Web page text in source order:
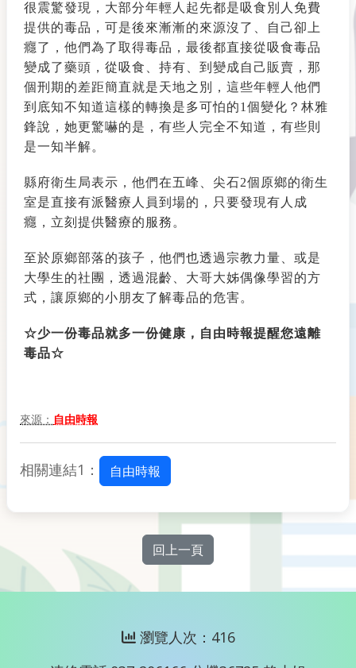
很震驚發現，大部分年輕人起先都是吸食別人免費
提供的毒品，可是後來漸漸的來源沒了、自己卻上
癮了，他們為了取得毒品，最後都直接從吸食毒品
變成了藥頭，從吸食、持有、到變成自己販賣，那
個刑期的差距簡直就是天地之別，這些年輕人他們
到底知不知道這樣的轉換是多可怕的1個變化？林雅
鋒說，她更驚嚇的是，有些人完全不知道，有些則
是一知半解。
縣府衛生局表示，他們在五峰、尖石2個原鄉的衛生
室是直接有派醫療人員到場的，只要發現有人成
癮，立刻提供醫療的服務。
至於原鄉部落的孩子，他們也透過宗教力量、或是
大學生的社團，透過混齡、大哥大姊偶像學習的方
式，讓原鄉的小朋友了解毒品的危害。
☆少一份毒品就多一份健康，自由時報提醒您遠離
毒品☆
來源： 自由時報
相關連結1： 自由時報
回上一頁
瀏覽人次：416